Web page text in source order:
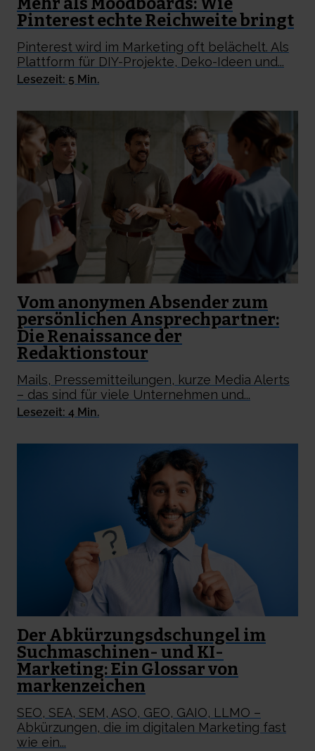
Pinterest echte Reichweite bringt
Pinterest wird im Marketing oft belächelt. Als
Plattform für DIY-Projekte, Deko-Ideen und...
Lesezeit: 5 Min.
Vom anonymen Absender zum
persönlichen Ansprechpartner:
Die Renaissance der
Redaktionstour
Mails, Pressemitteilungen, kurze Media Alerts
– das sind für viele Unternehmen und...
Lesezeit: 4 Min.
Der Abkürzungsdschungel im
Suchmaschinen- und KI-
Marketing: Ein Glossar von
markenzeichen
SEO, SEA, SEM, ASO, GEO, GAIO, LLMO –
Abkürzungen, die im digitalen Marketing fast
wie ein...